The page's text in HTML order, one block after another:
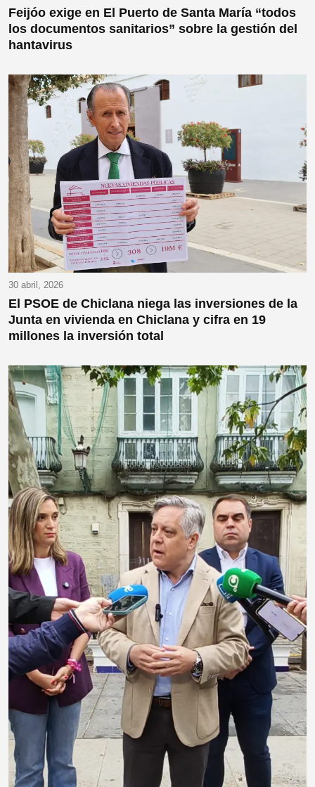
Feijóo exige en El Puerto de Santa María “todos
los documentos sanitarios” sobre la gestión del
hantavirus
30 abril, 2026
El PSOE de Chiclana niega las inversiones de la
Junta en vivienda en Chiclana y cifra en 19
millones la inversión total